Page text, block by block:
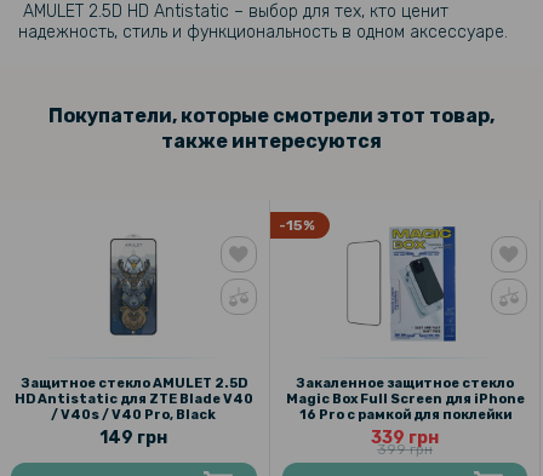
AMULET 2.5D HD Antistatic – выбор для тех, кто ценит
надежность, стиль и функциональность в одном аксессуаре.
Покупатели, которые смотрели этот товар,
также интересуются
Защитное стекло AMULET 2.5D
HD Antistatic для ZTE Blade V40
/ V40s / V40 Pro, Black
149 грн
-15%
Закаленное защитное стекло
Magic Box Full Screen для iPhone
16 Pro с рамкой для поклейки
339 грн
399 грн